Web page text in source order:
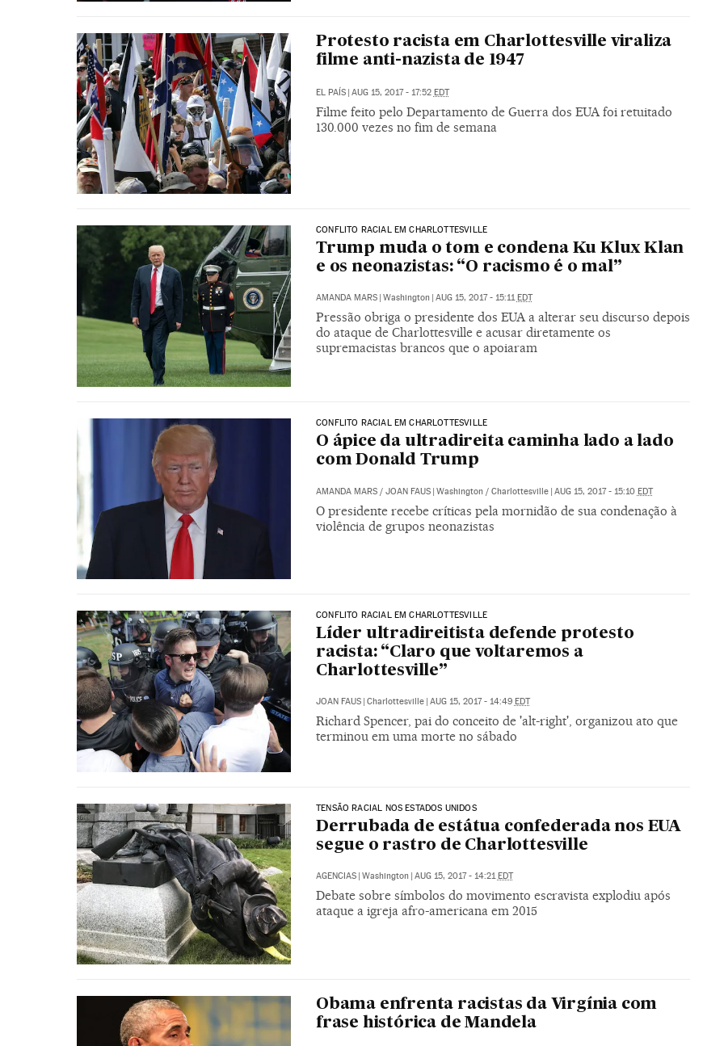
Protesto racista em Charlottesville viraliza
filme anti-nazista de 1947
EL PAÍS | AUG 15, 2017 - 17:52 EDT
Filme feito pelo Departamento de Guerra dos EUA foi retuitado
130.000 vezes no fim de semana
CONFLITO RACIAL EM CHARLOTTESVILLE
Trump muda o tom e condena Ku Klux Klan
e os neonazistas: “O racismo é o mal”
AMANDA MARS Washington AUG 15, 2017 - 15:11 EDT
Pressão obriga o presidente dos EUA a alterar seu discurso depois
do ataque de Charlottesville e acusar diretamente os
supremacistas brancos que o apoiaram
CONFLITO RACIAL EM CHARLOTTESVILLE
O ápice da ultradireita caminha lado a lado
com Donald Trump
AMANDA MARS/ JOAN FAUS | Washington / Charlottesville | AUG 15, 2017 - 15:10 EDT
O presidente recebe críticas pela mornidão de sua condenação à
violência de grupos neonazistas
CONFLITO RACIAL EM CHARLOTTESVILLE
Líder ultradireitista defende protesto
racista: “Claro que voltaremos a
Charlottesville”
JOAN FAUS | Charlottesville | AUG 15, 2017 - 14:49 EDT
Richard Spencer, pai do conceito de 'alt-right', organizou ato que
terminou em uma morte no sábado
TENSÃO RACIAL NOS ESTADOS UNIDOS
Derrubada de estátua confederada nos EUA
segue o rastro de Charlottesville
AGENCIAS Washington AUG 15, 2017 - 14:21 EDT
Debate sobre símbolos do movimento escravista explodiu após
ataque a igreja afro-americana em 2015
Obama enfrenta racistas da Virgínia com
frase histórica de Mandela